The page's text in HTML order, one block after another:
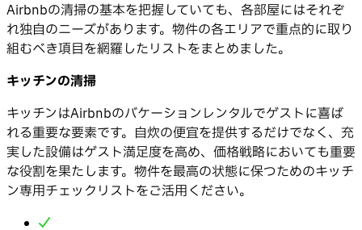
Airbnbの清掃の基本を把握していても、各部屋にはそれぞ
れ独自のニーズがあります。物件の各エリアで重点的に取り
組むべき項目を網羅したリストをまとめました。
キッチンの清掃
キッチンはAirbnbのバケーションレンタルでゲストに喜ば
れる重要な要素です。自炊の便宜を提供するだけでなく、充
実した設備はゲスト満足度を高め、価格戦略においても重要
な役割を果たします。物件を最高の状態に保つためのキッチ
ン専用チェックリストをご活用ください。